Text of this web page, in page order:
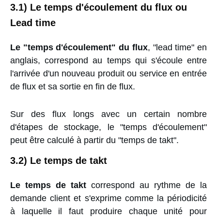
3.1) Le temps d'écoulement du flux ou
Lead time
Le "temps d'écoulement" du flux, "lead time" en
anglais, correspond au temps qui s'écoule entre
l'arrivée d'un nouveau produit ou service en entrée
de flux et sa sortie en fin de flux.
Sur des flux longs avec un certain nombre
d'étapes de stockage, le "temps d'écoulement"
peut être calculé à partir du "temps de takt".
3.2) Le temps de takt
Le temps de takt correspond au rythme de la
demande client et s'exprime comme la périodicité
à laquelle il faut produire chaque unité pour